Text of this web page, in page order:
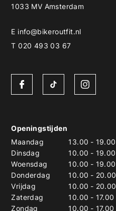
1033 MV Amsterdam
E info@bikeroutfit.nl
T 020 493 03 67
Openingstijden
Maandag
13.00 - 19.00
Dinsdag
10.00 - 19.00
Woensdag
10.00 - 19.00
Donderdag
10.00 - 20.00
Vrijdag
10.00 - 20.00
Zaterdag
10.00 - 17.00
Zondag
10.00 - 17.00